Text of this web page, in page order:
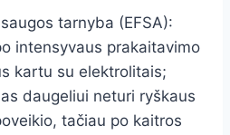
tarnyba (EFSA):
intensyvaus prakaitavimo
kartu su elektrolitais;
daugeliui neturi ryškaus
tačiau po kaitros